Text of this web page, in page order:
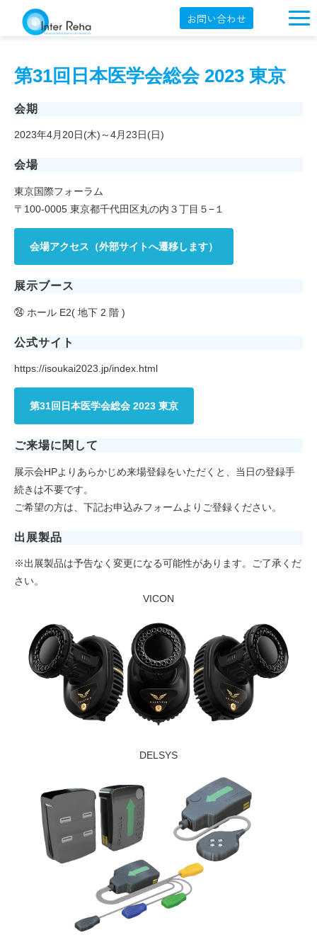
お問い合わせ
製品一覧
セミナー情報
オンラインショップ
English
第31回日本医学会総会 2023 東京
会期
2023年4月20日(木)～4月23日(日)
会場
東京国際フォーラム
〒100-0005 東京都千代田区丸の内３丁目５−１
会場アクセス（外部サイトへ遷移します）
展示ブース
㉔ ホール E2( 地下 2 階 )
公式サイト
https://isoukai2023.jp/index.html
第31回日本医学会総会 2023 東京
ご来場に関して
展示会HPよりあらかじめ来場登録をいただくと、当日の登録手
続きは不要です。
ご希望の方は、下記​​​​​お申込みフォームよりご登録ください。
出展製品
※出展製品は予告なく変更になる可能性があります。ご了承くだ
さい。
VICON
DELSYS